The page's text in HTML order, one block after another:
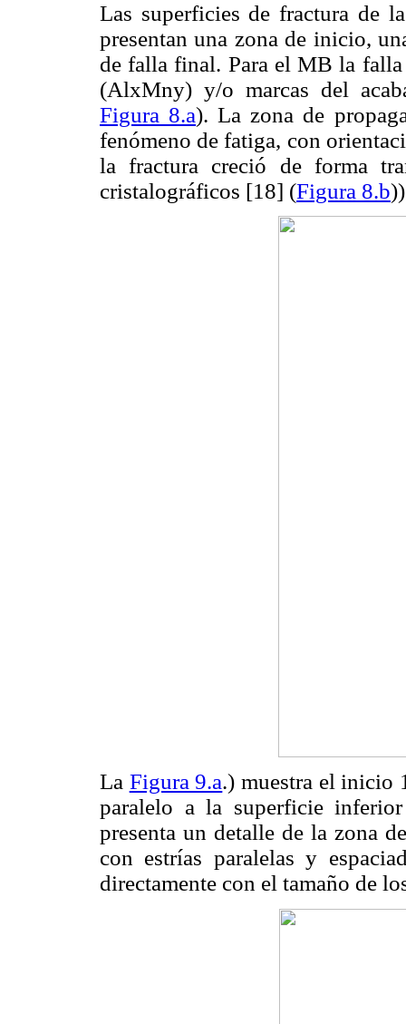
Las superficies de fractura de
presentan una zona de inicio,
de falla final. Para el MB la
(AlxMny) y/o marcas del
Figura 8.a). La zona de
fenómeno de fatiga, con
la fractura creció de forma
cristalográficos [18] (Figura 8.b
La Figura 9.a.) muestra el inicio
paralelo a la superficie
presenta un detalle de la zona
con estrías paralelas y
directamente con el tamaño de